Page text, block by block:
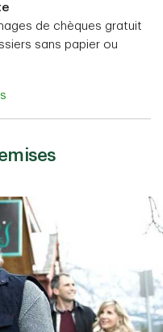
de chèques gratuit
sans papier ou